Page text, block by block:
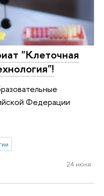
"Клеточная
Федерации
24 июня